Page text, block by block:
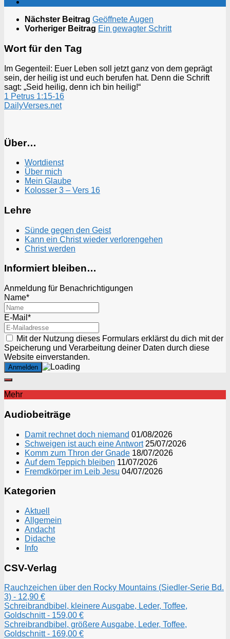
Nächster Beitrag Geöffnete Augen
Vorheriger Beitrag Ein gewagter Schritt
Wort für den Tag
Im Gegenteil: Euer Leben soll jetzt ganz von dem geprägt
sein, der heilig ist und euch berufen hat. Denn die Schrift
sagt: „Seid heilig, denn ich bin heilig!“
1 Petrus 1:15-16
DailyVerses.net
Über…
Wortdienst
Über mich
Mein Glaube
Kolosser 3 – Vers 16
Lehre
Sünde gegen den Geist
Kann ein Christ wieder verlorengehen
Christ werden
Informiert bleiben…
Anmeldung für Benachrichtigungen
Name*
E-Mail*
Mit der Nutzung dieses Formulars erklärst du dich mit der
Speicherung und Verarbeitung deiner Daten durch diese
Website einverstanden.
Mehr
Audiobeiträge
Damit rechnet doch niemand 01/08/2026
Schweigen ist auch eine Antwort 25/07/2026
Komm zum Thron der Gnade 18/07/2026
Auf dem Teppich bleiben 11/07/2026
Fremdkörper im Leib Jesu 04/07/2026
Kategorien
Aktuell
Allgemein
Andacht
Didache
Info
CSV-Verlag
Rauchzeichen über den Rocky Mountains (Siedler-Serie Bd.
3) - 12,90 €
Schreibrandbibel, kleinere Ausgabe, Leder, Toffee,
Goldschnitt - 159,00 €
Schreibrandbibel, größere Ausgabe, Leder, Toffee,
Goldschnitt - 169,00 €